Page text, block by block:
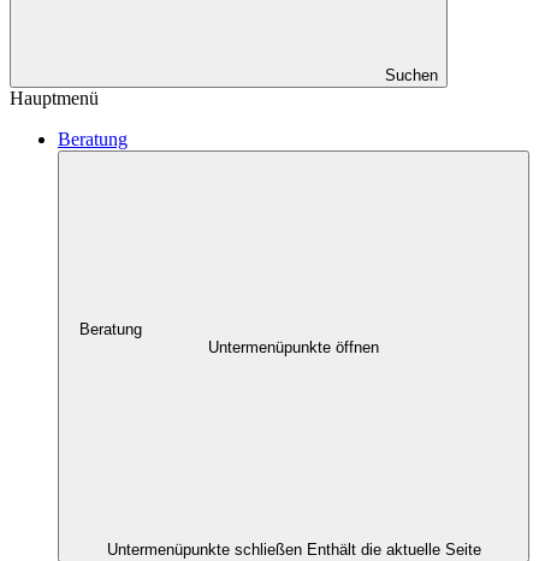
Suchen
Hauptmenü
Beratung
Beratung
Untermenüpunkte öffnen
Untermenüpunkte schließen Enthält die aktuelle Seite